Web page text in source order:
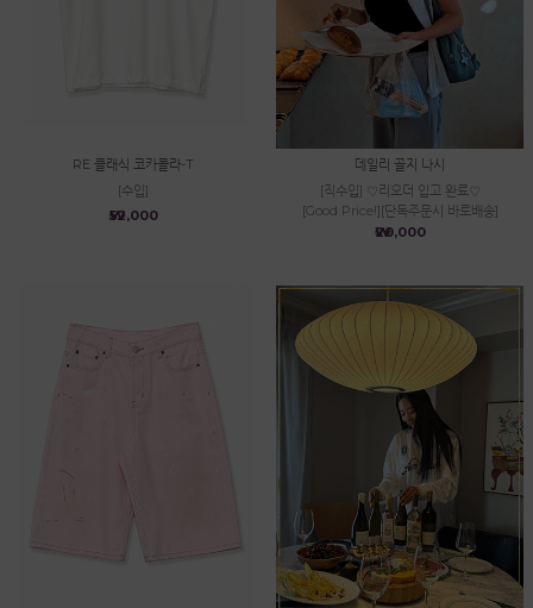
RE 클래식 코카콜라-T
[수입]
₩52,000
데일리 골지 나시
[직수입] ♡리오더 입고 완료♡
[Good Price!][단독주문시 바로배송]
₩20,000